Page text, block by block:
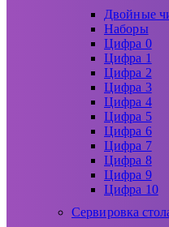
Двойные
Наборы
Цифра 0
Цифра 1
Цифра 2
Цифра 3
Цифра 4
Цифра 5
Цифра 6
Цифра 7
Цифра 8
Цифра 9
Цифра 10
Сервировка